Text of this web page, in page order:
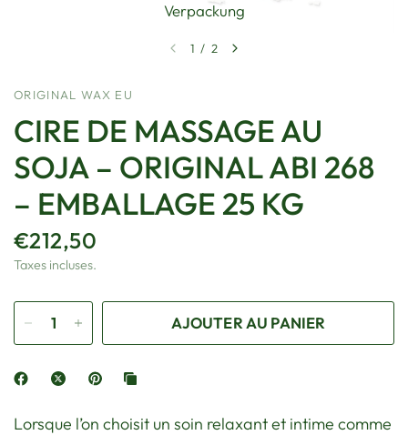
Verpackung
1 / 2
ORIGINAL WAX EU
CIRE DE MASSAGE AU
SOJA – ORIGINAL ABI 268
– EMBALLAGE 25 KG
€212,50
Taxes incluses.
AJOUTER AU PANIER
Lorsque l’on choisit un soin relaxant et intime comme